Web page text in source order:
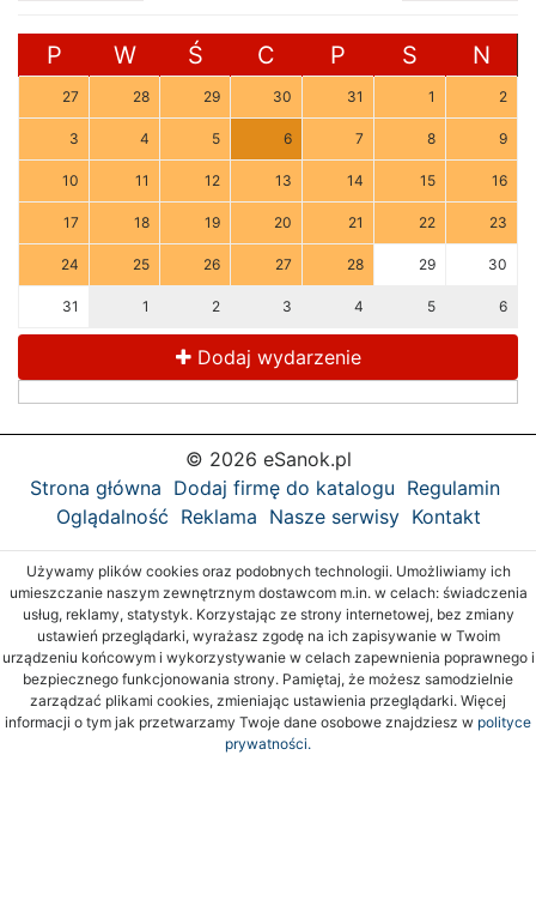
P W Ś C P S N
27 28 29 30 31 1 2
3 4 5 6 7 8 9
10 11 12 13 14 15 16
17 18 19 20 21 22 23
24 25 26 27 28 29 30
31 1 2 3 4 5 6
Dodaj wydarzenie
© 2026 eSanok.pl
Strona główna Dodaj firmę do katalogu Regulamin
Oglądalność Reklama Nasze serwisy Kontakt
Używamy plików cookies oraz podobnych technologii. Umożliwiamy ich
umieszczanie naszym zewnętrznym dostawcom m.in. w celach: świadczenia
usług, reklamy, statystyk. Korzystając ze strony internetowej, bez zmiany
ustawień przeglądarki, wyrażasz zgodę na ich zapisywanie w Twoim
urządzeniu końcowym i wykorzystywanie w celach zapewnienia poprawnego i
bezpiecznego funkcjonowania strony. Pamiętaj, że możesz samodzielnie
zarządzać plikami cookies, zmieniając ustawienia przeglądarki. Więcej
informacji o tym jak przetwarzamy Twoje dane osobowe znajdziesz w polityce
prywatności.